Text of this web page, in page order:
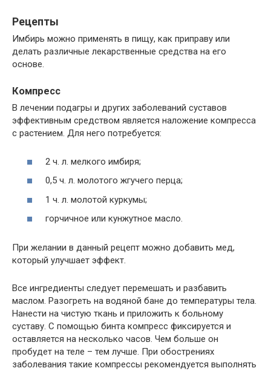
Рецепты
Имбирь можно применять в пищу, как приправу или
делать различные лекарственные средства на его
основе.
Компресс
В лечении подагры и других заболеваний суставов
эффективным средством является наложение компресса
с растением. Для него потребуется:
2 ч. л. мелкого имбиря;
0,5 ч. л. молотого жгучего перца;
1 ч. л. молотой куркумы;
горчичное или кунжутное масло.
При желании в данный рецепт можно добавить мед,
который улучшает эффект.
Все ингредиенты следует перемешать и разбавить
маслом. Разогреть на водяной бане до температуры тела.
Нанести на чистую ткань и приложить к больному
суставу. С помощью бинта компресс фиксируется и
оставляется на несколько часов. Чем больше он
пробудет на теле – тем лучше. При обострениях
заболевания такие компрессы рекомендуется выполнять